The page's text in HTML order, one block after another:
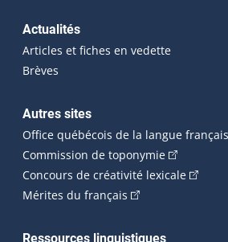
Actualités
Articles et fiches en vedette
Brèves
Autres sites
Office québécois de la langue
Commission de toponymie(Cet
Concours de créativité lexicale(Cet
Mérites du français (Cet hyperlien
Ressources linguistiques